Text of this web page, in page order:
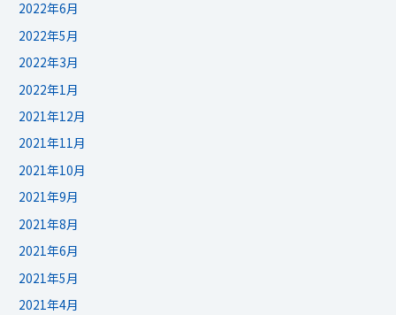
2022年6月
2022年5月
2022年3月
2022年1月
2021年12月
2021年11月
2021年10月
2021年9月
2021年8月
2021年6月
2021年5月
2021年4月